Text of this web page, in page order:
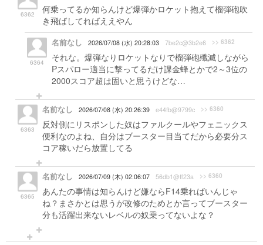
6362
何乗ってるか知らんけど爆弾かロケット抱えて榴弾砲吹
き飛ばしてればええやん
6364
名前なし 2026/07/08 (水) 20:28:03 7be2c@3b2e6 >> 6362
それな。爆弾なりロケットなりで榴弾砲殲滅しながら
Pスパロー適当に撃ってるだけ課金蜂とかで2～3位の
2000スコア超は固いと思うけどな…
6363
名前なし 2026/07/08 (水) 20:26:39 e44fb@9799c >> 6360
反対側にリスポンした奴はファルクールやフェニックス
便利なのよね、自分はブースター目当てだから必要分ス
コア稼いだら放置してる
6365
名前なし 2026/07/09 (木) 02:06:07 56db1@ff23a >> 6360
あんたの事情は知らんけど嫌ならF14乗ればいんじゃ
ね？まさかとは思うが改修のためとか言ってブースター
分も活躍出来ないレベルの奴乗ってないよな？